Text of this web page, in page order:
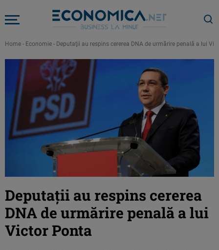
Home - Economie - Deputaţii au respins cererea DNA de urmărire penală a lui
Deputaţii au respins cererea
DNA de urmărire penală a lui
Victor Ponta